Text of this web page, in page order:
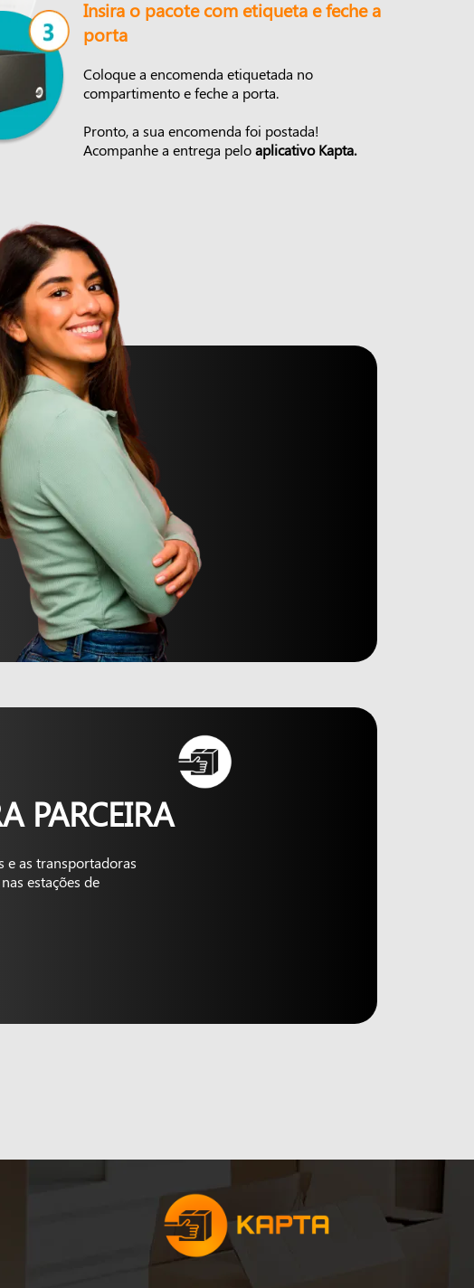
Insira o pacote com etiqueta e feche a
porta
Coloque a encomenda etiquetada no
compartimento e feche a porta.
Pronto, a sua encomenda foi postada!
Acompanhe a entrega peloaplicativo Kapta.
PARCEIRA
e as transportadoras
estações de